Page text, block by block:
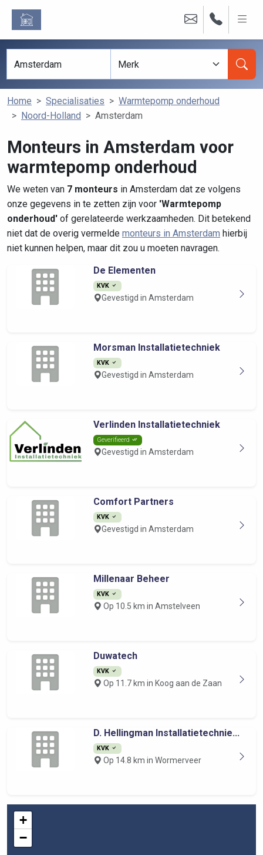
Home Specialisaties
Warmtepomp onderhoud
Noord-Holland
Amsterdam
Monteurs in Amsterdam voor
warmtepomp onderhoud
We weten van 7 monteurs in Amsterdam dat ze volgens
onze gegevens in te zetten zijn voor 'Warmtepomp
onderhoud' of gerelateerde werkzaamheden. Dit betekend
niet dat de overig vermelde monteurs in Amsterdam hierbij
niet kunnen helpen, maar dit zou u moeten navragen.
De Elementen
KVK
Gevestigd in Amsterdam
Morsman Installatietechniek
KVK
Gevestigd in Amsterdam
Verlinden Installatietechniek
Geverifieerd
Gevestigd in Amsterdam
Comfort Partners
KVK
Gevestigd in Amsterdam
Millenaar Beheer
KVK
Op 10.5 km in Amstelveen
Duwatech
KVK
Op 11.7 km in Koog aan de Zaan
D. Hellingman Installatietechnie...
KVK
Op 14.8 km in Wormerveer
+
−